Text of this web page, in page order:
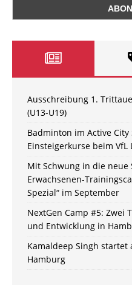
Ausschreibung 1.
(U13-U19)
Badminton im Active
Einsteigerkurse beim VfL
Mit Schwung in die neue
Erwachsenen-
Spezial“ im September
NextGen Camp #5: Zwei
und Entwicklung in
Kamaldeep Singh
Hamburg